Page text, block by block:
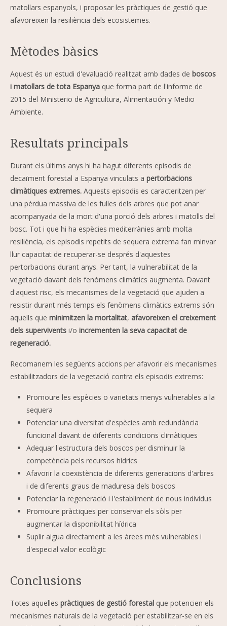
matollars espanyols, i proposar les pràctiques de gestió que
afavoreixen la resiliència dels ecosistemes.
Mètodes bàsics
Aquest és un estudi d'evaluació realitzat amb dades de boscos
i matollars de tota Espanya que forma part de l'informe de
2015 del Ministerio de Agricultura, Alimentación y Medio
Ambiente.
Resultats principals
Durant els últims anys hi ha hagut diferents episodis de
decaïment forestal a Espanya vinculats a pertorbacions
climàtiques extremes. Aquests episodis es caracteritzen per
una pèrdua massiva de les fulles dels arbres que pot anar
acompanyada de la mort d'una porció dels arbres i matolls del
bosc. Tot i que hi ha espècies mediterrànies amb molta
resiliència, els episodis repetits de sequera extrema fan minvar
llur capacitat de recuperar-se després d'aquestes
pertorbacions durant anys. Per tant, la vulnerabilitat de la
vegetació davant dels fenòmens climàtics augmenta. Davant
d'aquest risc, els mecanismes de la vegetació que ajuden a
resistir durant més temps els fenòmens climàtics extrems són
aquells que minimitzen la mortalitat, afavoreixen el creixement
dels supervivents i/o incrementen la seva capacitat de
regeneració.
Recomanem les següents accions per afavorir els mecanismes
estabilitzadors de la vegetació contra els episodis extrems:
Promoure les espècies o varietats menys vulnerables a la
sequera
Potenciar una diversitat d'espècies amb redundància
funcional davant de diferents condicions climàtiques
Adequar l'estructura dels boscos per disminuir la
competència pels recursos hídrics
Afavorir la coexistència de diferents generacions d'arbres
i de diferents graus de maduresa dels boscos
Potenciar la regeneració i l'establiment de nous individus
Promoure pràctiques per conservar els sòls per
augmentar la disponibilitat hídrica
Suplir aigua directament a les àrees més vulnerables i
d'especial valor ecològic
Conclusions
Totes aquelles pràctiques de gestió forestal que potencien els
mecanismes naturals de la vegetació per estabilitzar-se en els